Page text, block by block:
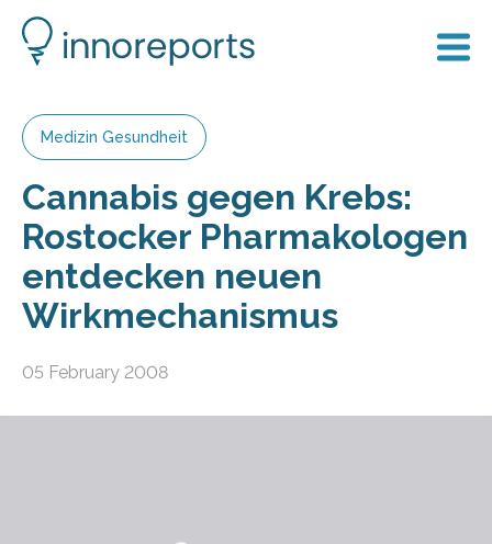
Medizin Gesundheit
Cannabis gegen Krebs:
Rostocker Pharmakologen
entdecken neuen
Wirkmechanismus
05 February 2008